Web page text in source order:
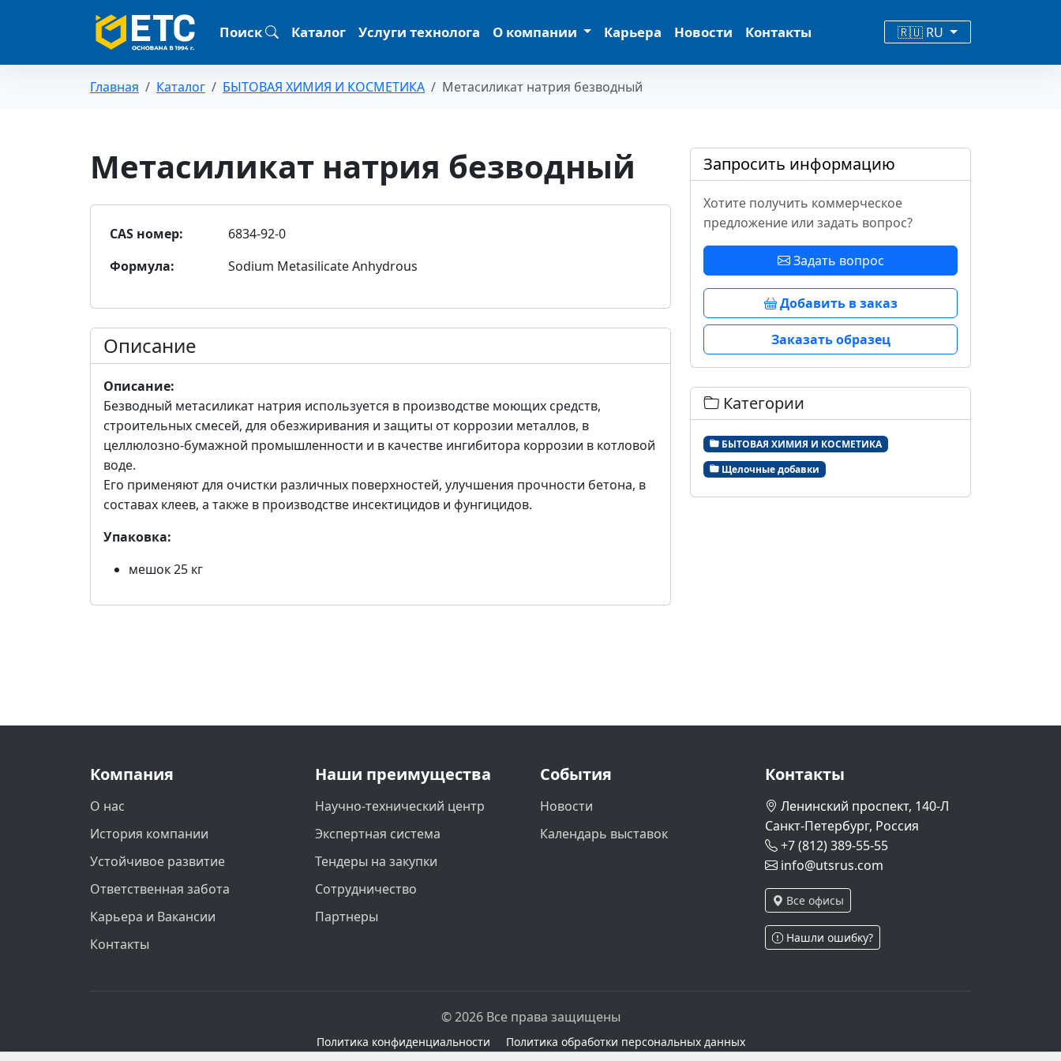
Поиск Каталог Услуги технолога О компании Карьера Новости Контакты 🇷🇺 RU
Главная Каталог БЫТОВАЯ ХИМИЯ И КОСМЕТИКА Метасиликат натрия безводный
Метасиликат натрия безводный
CAS номер:
6834-92-0
Формула:
Sodium Metasilicate Anhydrous
Описание
Описание:
Безводный метасиликат натрия используется в производстве моющих средств,
строительных смесей, для обезжиривания и защиты от коррозии металлов, в
целлюлозно-бумажной промышленности и в качестве ингибитора коррозии в котловой
воде.
Его применяют для очистки различных поверхностей, улучшения прочности бетона, в
составах клеев, а также в производстве инсектицидов и фунгицидов.
Упаковка:
мешок 25 кг
Запросить информацию
Хотите получить коммерческое
предложение или задать вопрос?
Задать вопрос
Добавить в заказ
Заказать образец
Категории
БЫТОВАЯ ХИМИЯ И КОСМЕТИКА
Щелочные добавки
Компания
О нас
История компании
Устойчивое развитие
Ответственная забота
Карьера и Вакансии
Контакты
Наши преимущества
Научно-технический центр
Экспертная система
Тендеры на закупки
Сотрудничество
Партнеры
События
Новости
Календарь выставок
Контакты
Ленинский проспект, 140-Л
Санкт-Петербург, Россия
+7 (812) 389-55-55
info@utsrus.com
Все офисы
Нашли ошибку?
© 2026 Все права защищены
Политика конфиденциальности Политика обработки персональных данных